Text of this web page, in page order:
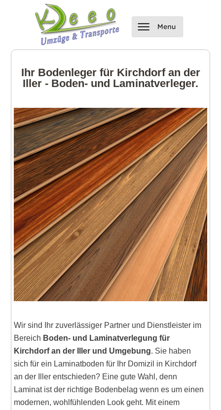
Ihr Bodenleger für Kirchdorf an der
Iller - Boden- und Laminatverleger.
Wir sind Ihr zuverlässiger Partner und Dienstleister im
Bereich Boden- und Laminatverlegung für
Kirchdorf an der Iller und Umgebung. Sie haben
sich für ein Laminatboden für Ihr Domizil in Kirchdorf
an der Iller entschieden? Eine gute Wahl, denn
Laminat ist der richtige Bodenbelag wenn es um einen
modernen, wohlfühlenden Look geht. Mit einem